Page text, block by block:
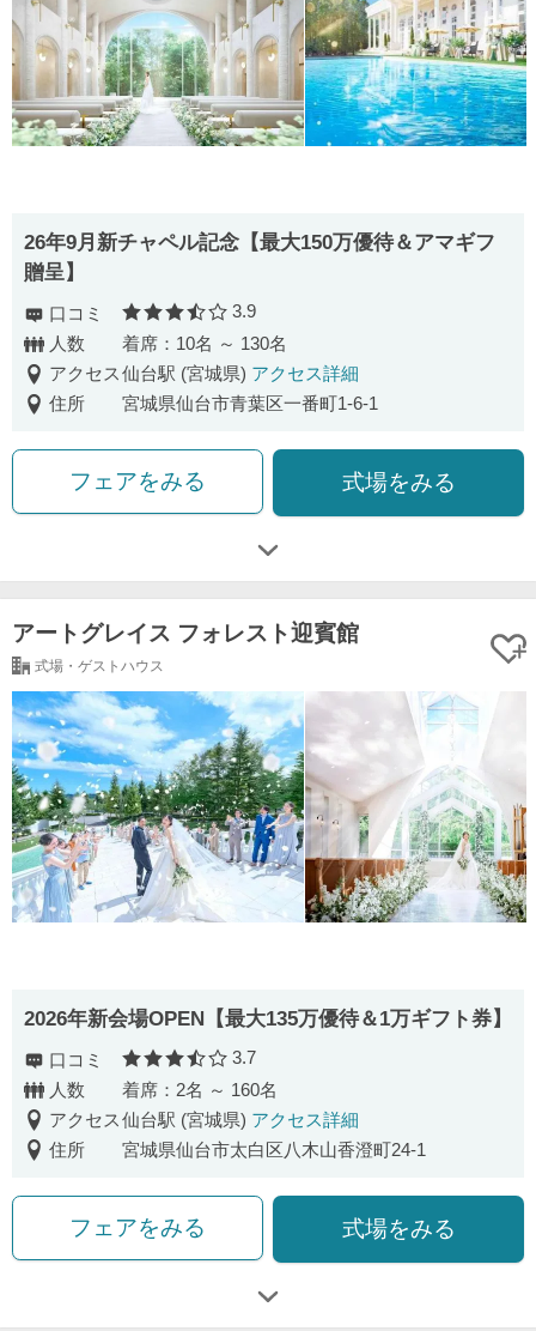
26年9月新チャペル記念【最大150万優待＆アマギフ
贈呈】
口コミ 口コミ評価
3.9
人数
着席：10名 ～ 130名
アクセス仙台駅 (宮城県) アクセス詳細
住所
宮城県仙台市青葉区一番町1-6-1
フェアをみる 式場をみる
アートグレイス フォレスト迎賓館
式場・ゲストハウス
2026年新会場OPEN【最大135万優待＆1万ギフト券】
口コミ 口コミ評価
3.7
人数
着席：2名 ～ 160名
アクセス仙台駅 (宮城県) アクセス詳細
住所
宮城県仙台市太白区八木山香澄町24-1
フェアをみる 式場をみる